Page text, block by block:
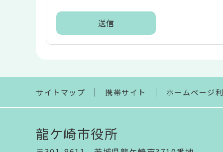
ま
サイトマップ 携帯サイト ホームページ
龍ケ崎市役所